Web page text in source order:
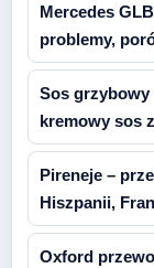
Mercedes
problemy,
Sos grzybowy
kremowy sos
Pireneje –
Hiszpanii,
Oxford